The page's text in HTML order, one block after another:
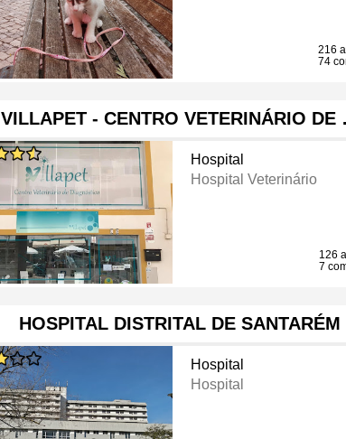
216
74
VILLAPET - CENTRO VETERINÁRIO DE
Hospital
Hospital Veterinário
126
7
HOSPITAL DISTRITAL DE SANTARÉM
Hospital
Hospital